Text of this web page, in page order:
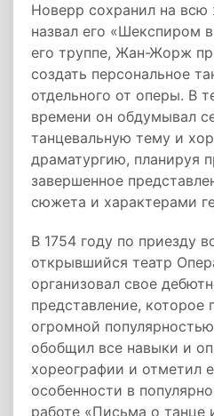
Новерр сохранил на всю
назвал его «Шекспиром
его труппе, Жан-Жорж
создать персональное
отдельного от оперы. В
времени он обдумывал
танцевальную тему и
драматургию, планируя
завершенное
сюжета и характерами
В 1754 году по приезду
открывшийся театр
организовал свое
представление, которое
огромной
обобщил все навыки и
хореографии и отметил
особенности в
работе «Письма о танце